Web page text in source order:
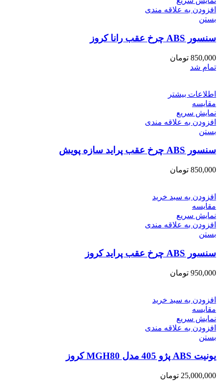
افزودن به علاقه مندی
بستن
سنسور ABS چرخ عقب رانا کروز
850,000 تومان
تمام شد
اطلاعات بیشتر
مقایسه
نمایش سریع
افزودن به علاقه مندی
بستن
سنسور ABS چرخ عقب پراید سازه پویش
850,000 تومان
افزودن به سبد خرید
مقایسه
نمایش سریع
افزودن به علاقه مندی
بستن
سنسور ABS چرخ عقب پراید کروز
950,000 تومان
افزودن به سبد خرید
مقایسه
نمایش سریع
افزودن به علاقه مندی
بستن
یونیت ABS پژو 405 مدل MGH80 کروز
25,000,000 تومان